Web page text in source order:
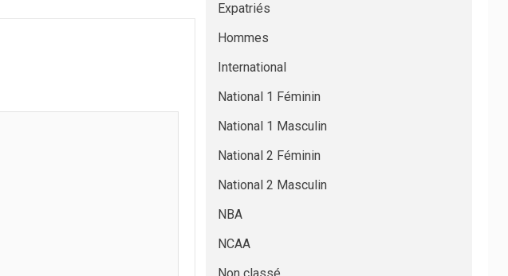
Expatriés
Hommes
International
National 1 Féminin
National 1 Masculin
National 2 Féminin
National 2 Masculin
NBA
NCAA